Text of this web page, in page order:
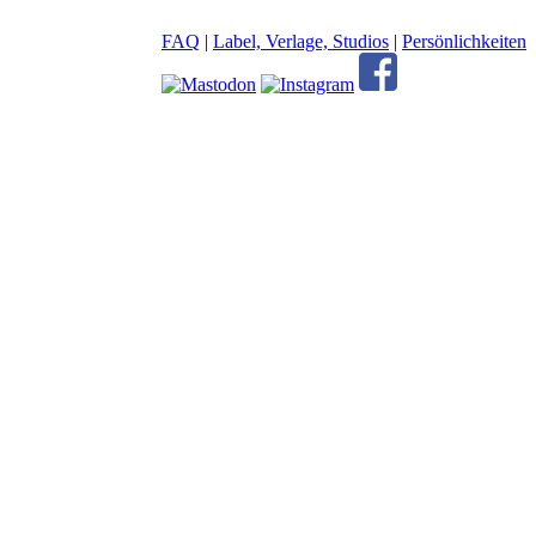
FAQ | Label, Verlage, Studios | Persönlichkeiten